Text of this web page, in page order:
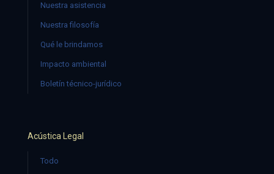
Nuestra asistencia
Nuestra filosofía
Qué le brindamos
Impacto ambiental
Boletín técnico-jurídico
Acústica Legal
Todo